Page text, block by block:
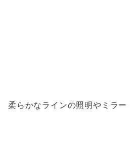
柔らかなラインの照明やミラー